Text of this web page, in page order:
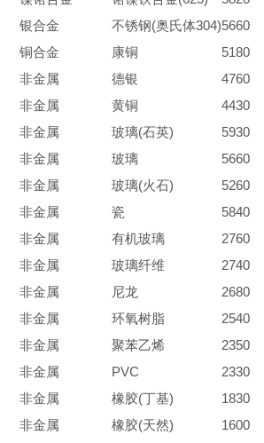
银合金
不锈钢(奥氏体304)5660
铜合金
康铜 5180
非金属
德银 4760
非金属
黄铜 4430
非金属
玻璃(石英) 5930
非金属
玻璃 5660
非金属
玻璃(火石) 5260
非金属
瓷 5840
非金属
有机玻璃 2760
非金属
玻璃纤维 2740
非金属
尼龙 2680
非金属
环氧树脂 2540
非金属
聚苯乙烯 2350
非金属
PVC 2330
非金属
橡胶(丁基) 1830
非金属
橡胶(天然) 1600